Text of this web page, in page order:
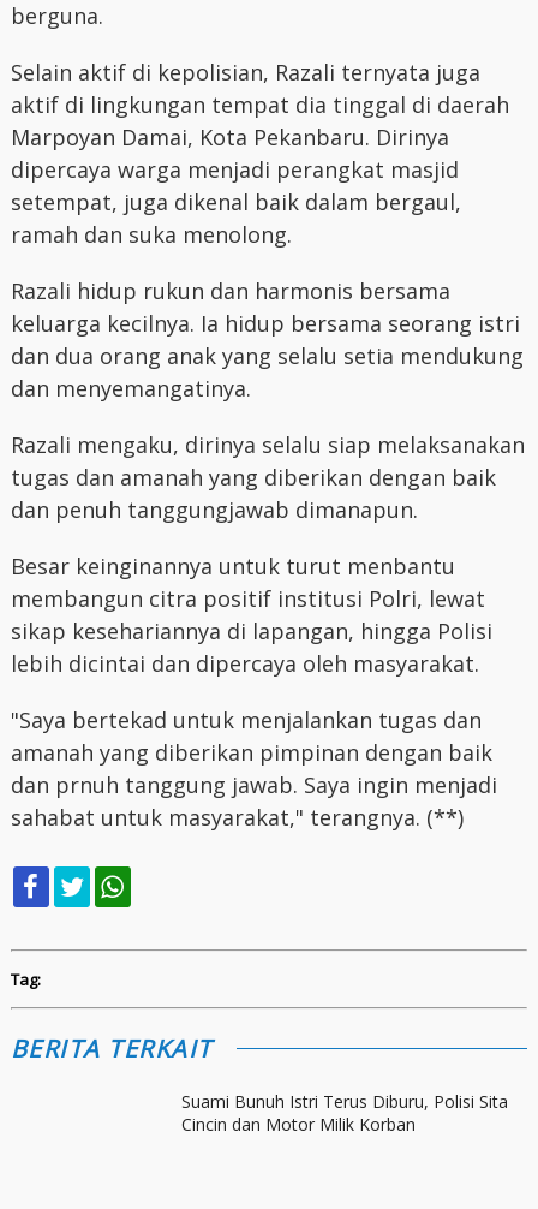
berguna.
Selain aktif di kepolisian, Razali ternyata juga
aktif di lingkungan tempat dia tinggal di daerah
Marpoyan Damai, Kota Pekanbaru. Dirinya
dipercaya warga menjadi perangkat masjid
setempat, juga dikenal baik dalam bergaul,
ramah dan suka menolong.
Razali hidup rukun dan harmonis bersama
keluarga kecilnya. Ia hidup bersama seorang istri
dan dua orang anak yang selalu setia mendukung
dan menyemangatinya.
Razali mengaku, dirinya selalu siap melaksanakan
tugas dan amanah yang diberikan dengan baik
dan penuh tanggungjawab dimanapun.
Besar keinginannya untuk turut menbantu
membangun citra positif institusi Polri, lewat
sikap kesehariannya di lapangan, hingga Polisi
lebih dicintai dan dipercaya oleh masyarakat.
"Saya bertekad untuk menjalankan tugas dan
amanah yang diberikan pimpinan dengan baik
dan prnuh tanggung jawab. Saya ingin menjadi
sahabat untuk masyarakat," terangnya. (**)
Tag:
BERITA TERKAIT
Suami Bunuh Istri Terus Diburu, Polisi Sita
Cincin dan Motor Milik Korban